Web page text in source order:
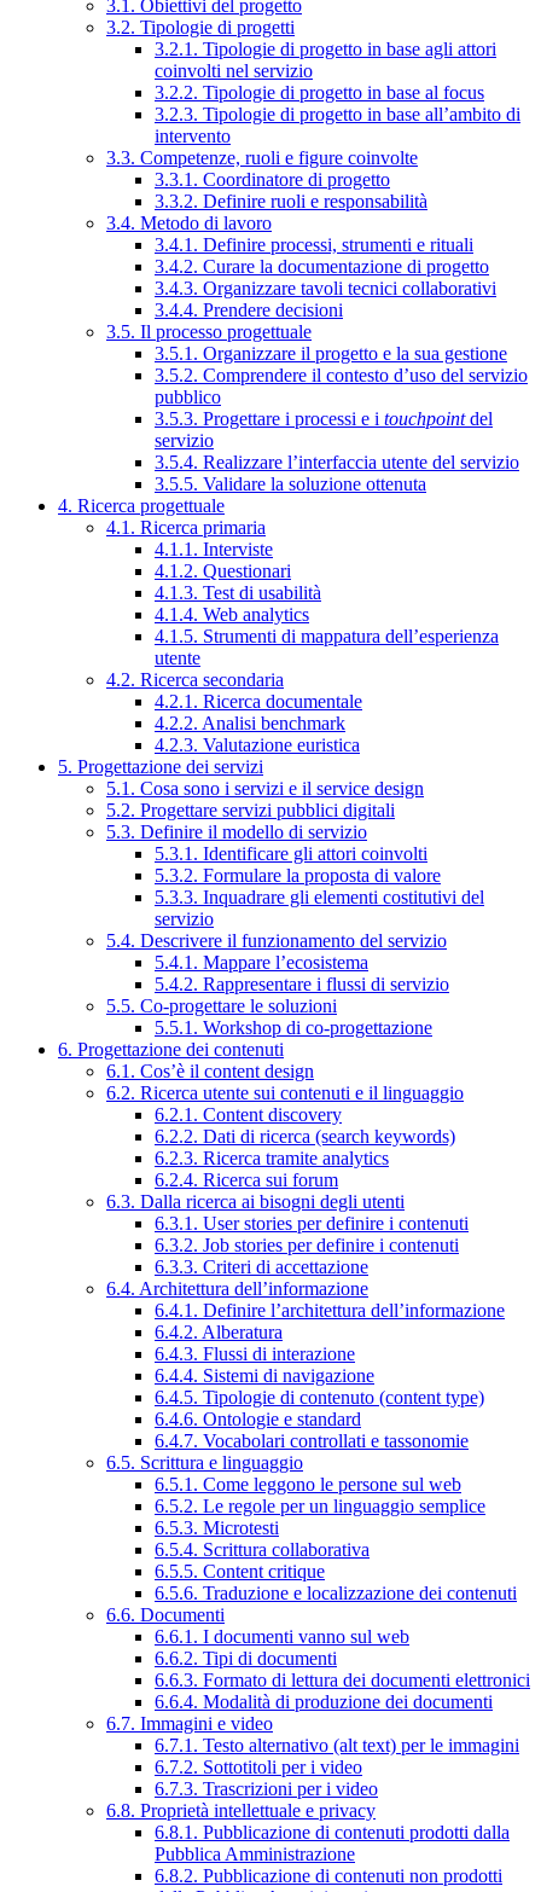
3.1. Obiettivi del progetto
3.2. Tipologie di progetti
3.2.1. Tipologie di progetto in base agli attori
coinvolti nel servizio
3.2.2. Tipologie di progetto in base al focus
3.2.3. Tipologie di progetto in base all’ambito di
intervento
3.3. Competenze, ruoli e figure coinvolte
3.3.1. Coordinatore di progetto
3.3.2. Definire ruoli e responsabilità
3.4. Metodo di lavoro
3.4.1. Definire processi, strumenti e rituali
3.4.2. Curare la documentazione di progetto
3.4.3. Organizzare tavoli tecnici collaborativi
3.4.4. Prendere decisioni
3.5. Il processo progettuale
3.5.1. Organizzare il progetto e la sua gestione
3.5.2. Comprendere il contesto d’uso del servizio
pubblico
3.5.3. Progettare i processi e i touchpointdel
servizio
3.5.4. Realizzare l’interfaccia utente del servizio
3.5.5. Validare la soluzione ottenuta
4. Ricerca progettuale
4.1. Ricerca primaria
4.1.1. Interviste
4.1.2. Questionari
4.1.3. Test di usabilità
4.1.4. Web analytics
4.1.5. Strumenti di mappatura dell’esperienza
utente
4.2. Ricerca secondaria
4.2.1. Ricerca documentale
4.2.2. Analisi benchmark
4.2.3. Valutazione euristica
5. Progettazione dei servizi
5.1. Cosa sono i servizi e il service design
5.2. Progettare servizi pubblici digitali
5.3. Definire il modello di servizio
5.3.1. Identificare gli attori coinvolti
5.3.2. Formulare la proposta di valore
5.3.3. Inquadrare gli elementi costitutivi del
servizio
5.4. Descrivere il funzionamento del servizio
5.4.1. Mappare l’ecosistema
5.4.2. Rappresentare i flussi di servizio
5.5. Co-progettare le soluzioni
5.5.1. Workshop di co-progettazione
6. Progettazione dei contenuti
6.1. Cos’è il content design
6.2. Ricerca utente sui contenuti e il linguaggio
6.2.1. Content discovery
6.2.2. Dati di ricerca (search keywords)
6.2.3. Ricerca tramite analytics
6.2.4. Ricerca sui forum
6.3. Dalla ricerca ai bisogni degli utenti
6.3.1. User stories per definire i contenuti
6.3.2. Job stories per definire i contenuti
6.3.3. Criteri di accettazione
6.4. Architettura dell’informazione
6.4.1. Definire l’architettura dell’informazione
6.4.2. Alberatura
6.4.3. Flussi di interazione
6.4.4. Sistemi di navigazione
6.4.5. Tipologie di contenuto (content type)
6.4.6. Ontologie e standard
6.4.7. Vocabolari controllati e tassonomie
6.5. Scrittura e linguaggio
6.5.1. Come leggono le persone sul web
6.5.2. Le regole per un linguaggio semplice
6.5.3. Microtesti
6.5.4. Scrittura collaborativa
6.5.5. Content critique
6.5.6. Traduzione e localizzazione dei contenuti
6.6. Documenti
6.6.1. I documenti vanno sul web
6.6.2. Tipi di documenti
6.6.3. Formato di lettura dei documenti elettronici
6.6.4. Modalità di produzione dei documenti
6.7. Immagini e video
6.7.1. Testo alternativo (alt text) per le immagini
6.7.2. Sottotitoli per i video
6.7.3. Trascrizioni per i video
6.8. Proprietà intellettuale e privacy
6.8.1. Pubblicazione di contenuti prodotti dalla
Pubblica Amministrazione
6.8.2. Pubblicazione di contenuti non prodotti